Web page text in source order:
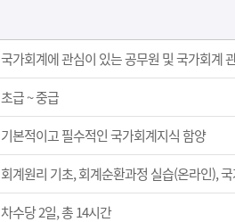
국가회계에 관심이 있는 공무원 및 국가회계
초급 ~ 중급
기본적이고 필수적인 국가회계지식 함양
회계원리 기초, 회계순환과정 실습(온라인),
차수당 2일, 총 14시간